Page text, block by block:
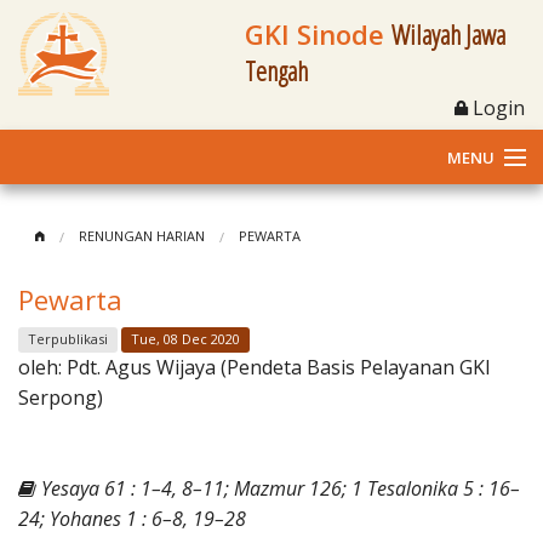
GKI Sinode Wilayah Jawa
Tengah
Login
MENU
Klasis dan Jemaat
Berita Kegiatan
Materi
RENUNGAN HARIAN PEWARTA
Pewarta
Terpublikasi Tue, 08 Dec 2020
oleh: Pdt. Agus Wijaya (Pendeta Basis Pelayanan GKI
Serpong)
Yesaya 61 : 1–4, 8–11; Mazmur 126; 1 Tesalonika 5 : 16–
24; Yohanes 1 : 6–8, 19–28